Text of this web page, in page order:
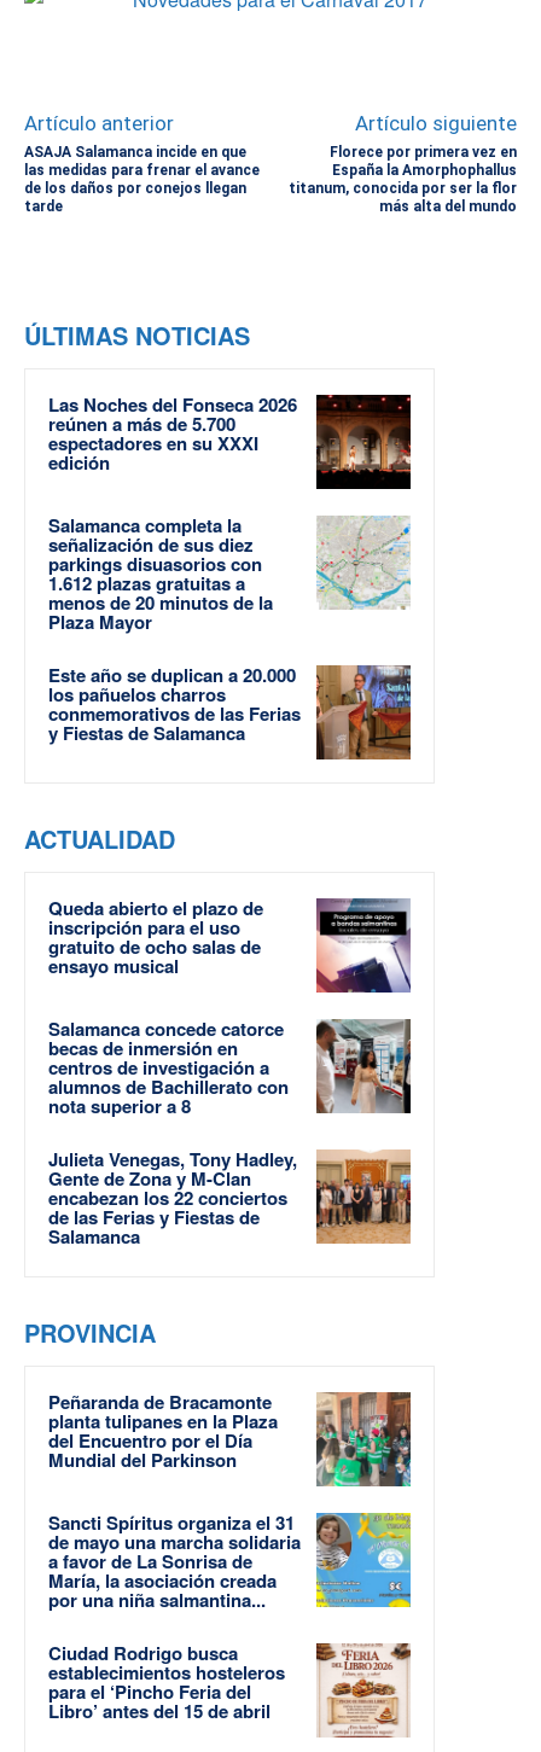
Artículo anterior
ASAJA Salamanca incide en que
las medidas para frenar el avance
de los daños por conejos llegan
tarde
Artículo siguiente
Florece por primera vez en
España la Amorphophallus
titanum, conocida por ser la flor
más alta del mundo
ÚLTIMAS NOTICIAS
Las Noches del Fonseca 2026
reúnen a más de 5.700
espectadores en su XXXI
edición
Salamanca completa la
señalización de sus diez
parkings disuasorios con
1.612 plazas gratuitas a
menos de 20 minutos de la
Plaza Mayor
Este año se duplican a 20.000
los pañuelos charros
conmemorativos de las Ferias
y Fiestas de Salamanca
ACTUALIDAD
Queda abierto el plazo de
inscripción para el uso
gratuito de ocho salas de
ensayo musical
Salamanca concede catorce
becas de inmersión en
centros de investigación a
alumnos de Bachillerato con
nota superior a 8
Julieta Venegas, Tony Hadley,
Gente de Zona y M-Clan
encabezan los 22 conciertos
de las Ferias y Fiestas de
Salamanca
PROVINCIA
Peñaranda de Bracamonte
planta tulipanes en la Plaza
del Encuentro por el Día
Mundial del Parkinson
Sancti Spíritus organiza el 31
de mayo una marcha solidaria
a favor de La Sonrisa de
María, la asociación creada
por una niña salmantina...
Ciudad Rodrigo busca
establecimientos hosteleros
para el ‘Pincho Feria del
Libro’ antes del 15 de abril